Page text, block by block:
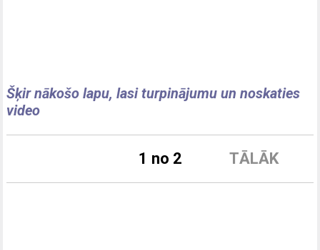
Šķir nākošo lapu, lasi turpinājumu un noskaties
video
TĀLĀK
1 no 2